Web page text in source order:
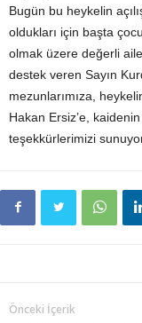
Bugün bu heykelin
oldukları için başta
olmak üzere değerli
destek veren Sayın
mezunlarımıza,
Hakan Ersiz’e,
teşekkürlerimizi
Önceki İçerik